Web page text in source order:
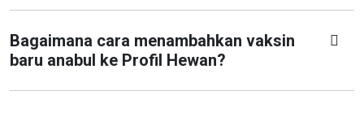
Bagaimana cara menambahkan vaksin
baru anabul ke Profil Hewan?